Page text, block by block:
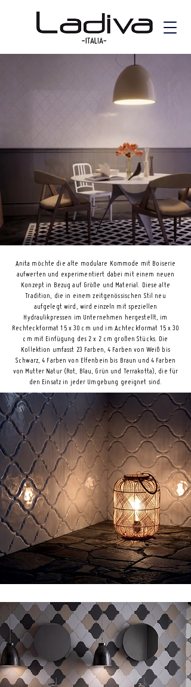
Anita möchte die alte modulare Kommode mit Boiserie
aufwerten und experimentiert dabei mit einem neuen
Konzept in Bezug auf Größe und Material. Diese alte
Tradition, die in einem zeitgenössischen Stil neu
aufgelegt wird, wird einzeln mit speziellen
Hydraulikpressen im Unternehmen hergestellt, im
Rechteckformat 15 x 30 cm und im Achteckformat 15 x 30
cm mit Einfügung des 2 x 2 cm großen Stücks. Die
Kollektion umfasst 23 Farben, 4 Farben von Weiß bis
Schwarz, 4 Farben von Elfenbein bis Braun und 4 Farben
von Mutter Natur (Rot, Blau, Grün und Terrakotta), die für
den Einsatz in jeder Umgebung geeignet sind.